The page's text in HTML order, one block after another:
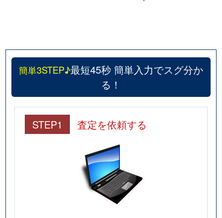
簡単3STEP♪最短45秒 簡単入力でスグ分か
る！
STEP1 査定を依頼する